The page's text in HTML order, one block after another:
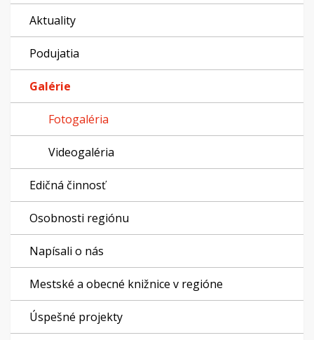
Aktuality
Podujatia
Galérie
Fotogaléria
Videogaléria
Edičná činnosť
Osobnosti regiónu
Napísali o nás
Mestské a obecné knižnice v regióne
Úspešné projekty